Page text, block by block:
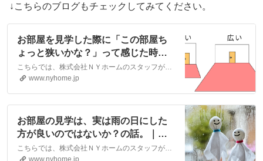
↓こちらのブログもチェックしてみてください。
お部屋を見学した際に「この部屋ち
ょっと狭いかな？」って感じた時の
話。｜松山市・大洲市の賃貸・不動
産なら株式会社NYホーム
こちらでは、株式会社ＮＹホームのスタッフが執筆したスタッフブログ記事、「お部屋を見学した際に「この部屋ちょっと狭いかな？」って感じた時の話。」をご紹介しております。他にも様々なテーマの記事がありますので、お住まい探しの合間にぜひご一読ください！
www.nyhome.jp
お部屋の見学は、実は雨の日にした
方が良いのではないか？の話。｜松
山市・大洲市の賃貸・不動産なら株こちらでは、株式会社ＮＹホームのスタッフが執筆したスタッフブログ記事、「お部屋の見学は、実は雨の日にした方が良いのではないか？の話。」をご紹介しております。他にも様々なテーマの記事がありますので、お住まい探しの合間にぜひご一読ください！